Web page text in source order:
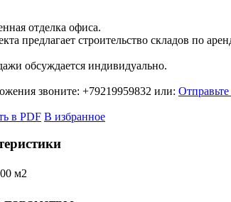
отделка офиса.
предлагает строительство складов по
обсуждается индивидуально.
звоните: +79219959832 или: Отправьте
в PDF В избранное
м2